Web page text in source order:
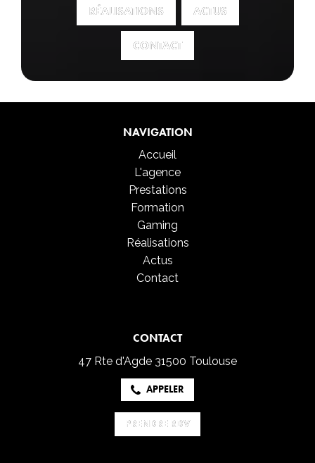
RÉALISATIONS
RÉALISATIONS ACTUS
ACTUS
CONTACT
CONTACT
NAVIGATION
Accueil
L'agence
Prestations
Formation
Gaming
Réalisations
Actus
Contact
CONTACT
47 Rte d'Agde 31500 Toulouse
APPELER
PRENDRE RDV
PRENDRE RDV